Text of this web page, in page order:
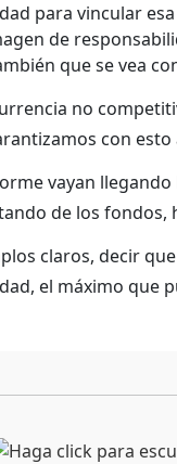
para vincular
de
que se vea
no
con
vayan
de los fondos,
claros, decir
el máximo que